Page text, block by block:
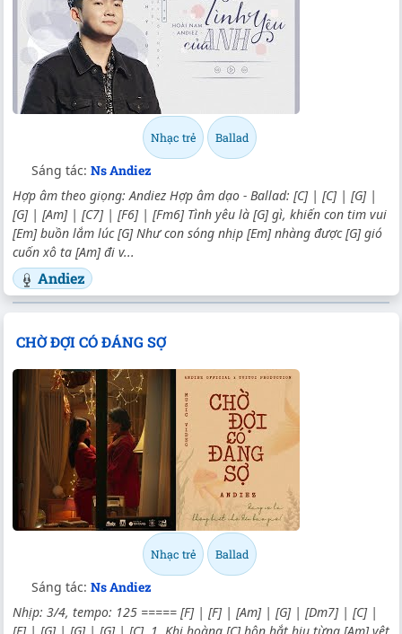
Nhạc trẻ Ballad
Sáng tác: Ns Andiez
Hợp âm theo giọng: Andiez Hợp âm dạo - Ballad: [C] | [C] | [G] |
[G] | [Am] | [C7] | [F6] | [Fm6] Tình yêu là [G] gì, khiến con tim vui
[Em] buồn lắm lúc [G] Như con sóng nhịp [Em] nhàng được [G] gió
cuốn xô ta [Am] đi v...
Andiez
CHỜ ĐỢI CÓ ĐÁNG SỢ
Nhạc trẻ Ballad
Sáng tác: Ns Andiez
Nhịp: 3/4, tempo: 125 ===== [F] | [F] | [Am] | [G] | [Dm7] | [C] |